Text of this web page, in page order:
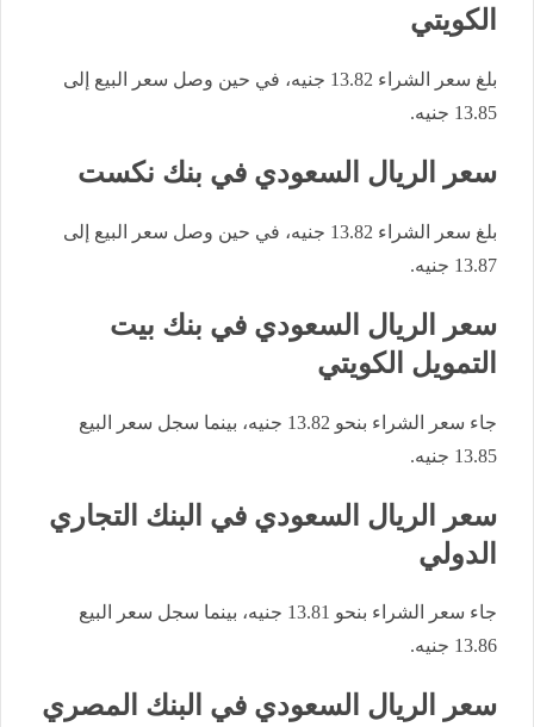
الكويتي
بلغ سعر الشراء 13.82 جنيه، في حين وصل سعر البيع إلى
13.85 جنيه.
سعر الريال السعودي في بنك نكست
بلغ سعر الشراء 13.82 جنيه، في حين وصل سعر البيع إلى
13.87 جنيه.
سعر الريال السعودي في بنك بيت
التمويل الكويتي
جاء سعر الشراء بنحو 13.82 جنيه، بينما سجل سعر البيع
13.85 جنيه.
سعر الريال السعودي في البنك التجاري
الدولي
جاء سعر الشراء بنحو 13.81 جنيه، بينما سجل سعر البيع
13.86 جنيه.
سعر الريال السعودي في البنك المصري